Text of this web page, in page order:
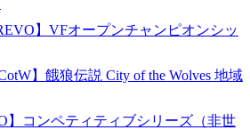
】VFオープンチャンピオンシッ
】餓狼伝説 City of the Wolves 地域
】コンペティティブシリーズ（非世